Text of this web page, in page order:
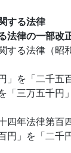
する法律
法律の一部改
する法律（昭
」を「二千五
三万五千円
四年法律第百
円」を「二千